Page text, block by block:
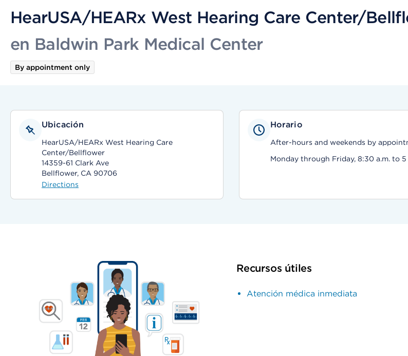
HearUSA/HEARx West Hearing Care Center/
en Baldwin Park Medical Center
By appointment only
Ubicación
HearUSA/HEARx West Hearing Care
Center/Bellflower
14359-61 Clark Ave
Bellflower, CA 90706
Directions
Horario
After-hours and weekends by
Monday through Friday, 8:30 a.m. to 5
Recursos útiles
Atención médica inmediata